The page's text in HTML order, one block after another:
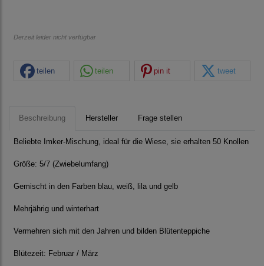
Derzeit leider nicht verfügbar
teilen teilen pin it tweet
Beschreibung Hersteller Frage stellen
Beliebte Imker-Mischung, ideal für die Wiese, sie erhalten 50 Knollen
Größe: 5/7 (Zwiebelumfang)
Gemischt in den Farben blau, weiß, lila und gelb
Mehrjährig und winterhart
Vermehren sich mit den Jahren und bilden Blütenteppiche
Blütezeit: Februar / März